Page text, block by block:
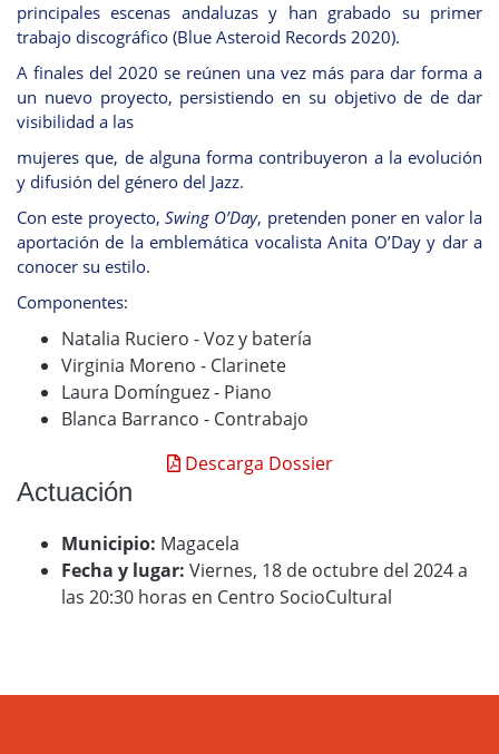
principales escenas andaluzas y han grabado su primer
trabajo discográfico (Blue Asteroid Records 2020).
A finales del 2020 se reúnen una vez más para dar forma a
un nuevo proyecto, persistiendo en su objetivo de de dar
visibilidad a las
mujeres que, de alguna forma contribuyeron a la evolución
y difusión del género del Jazz.
Con este proyecto, Swing O’Day, pretenden poner en valor la
aportación de la emblemática vocalista Anita O’Day y dar a
conocer su estilo.
Componentes:
Natalia Ruciero - Voz y batería
Virginia Moreno - Clarinete
Laura Domínguez - Piano
Blanca Barranco - Contrabajo
Descarga Dossier
Actuación
Municipio: Magacela
Fecha y lugar: Viernes, 18 de octubre del 2024 a
las 20:30 horas en Centro SocioCultural